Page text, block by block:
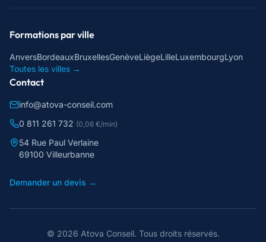
Formations par ville
AnversBordeauxBruxellesGenèveLiègeLilleLuxembourgLyon
Toutes les villes →
Contact
info@atova-conseil.com
0 811 261 732 (0,06 €/min)
54 Rue Paul Verlaine
69100 Villeurbanne
Demander un devis →
© 2026 Atova Conseil. Tous droits réservés.